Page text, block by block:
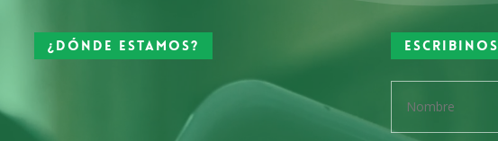
¿Dónde estamos? Escribinos